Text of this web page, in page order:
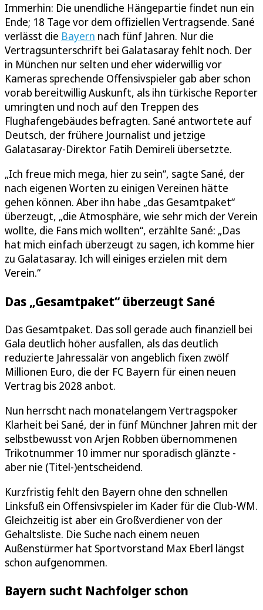
Immerhin: Die unendliche Hängepartie findet nun ein
Ende; 18 Tage vor dem offiziellen Vertragsende. Sané
verlässt die Bayern nach fünf Jahren. Nur die
Vertragsunterschrift bei Galatasaray fehlt noch. Der
in München nur selten und eher widerwillig vor
Kameras sprechende Offensivspieler gab aber schon
vorab bereitwillig Auskunft, als ihn türkische Reporter
umringten und noch auf den Treppen des
Flughafengebäudes befragten. Sané antwortete auf
Deutsch, der frühere Journalist und jetzige
Galatasaray-Direktor Fatih Demireli übersetzte.
„Ich freue mich mega, hier zu sein“, sagte Sané, der
nach eigenen Worten zu einigen Vereinen hätte
gehen können. Aber ihn habe „das Gesamtpaket“
überzeugt, „die Atmosphäre, wie sehr mich der Verein
wollte, die Fans mich wollten“, erzählte Sané: „Das
hat mich einfach überzeugt zu sagen, ich komme hier
zu Galatasaray. Ich will einiges erzielen mit dem
Verein.“
Das „Gesamtpaket“ überzeugt Sané
Das Gesamtpaket. Das soll gerade auch finanziell bei
Gala deutlich höher ausfallen, als das deutlich
reduzierte Jahressalär von angeblich fixen zwölf
Millionen Euro, die der FC Bayern für einen neuen
Vertrag bis 2028 anbot.
Nun herrscht nach monatelangem Vertragspoker
Klarheit bei Sané, der in fünf Münchner Jahren mit der
selbstbewusst von Arjen Robben übernommenen
Trikotnummer 10 immer nur sporadisch glänzte -
aber nie (Titel-)entscheidend.
Kurzfristig fehlt den Bayern ohne den schnellen
Linksfuß ein Offensivspieler im Kader für die Club-WM.
Gleichzeitig ist aber ein Großverdiener von der
Gehaltsliste. Die Suche nach einem neuen
Außenstürmer hat Sportvorstand Max Eberl längst
schon aufgenommen.
Bayern sucht Nachfolger schon